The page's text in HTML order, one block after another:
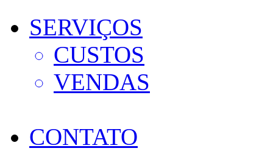
SERVIÇOS
CUSTOS
VENDAS
CONTATO